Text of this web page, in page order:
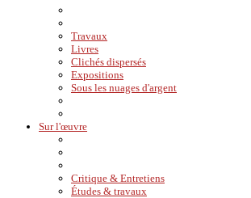
Travaux
Livres
Clichés dispersés
Expositions
Sous les nuages d'argent
Sur l'œuvre
Critique & Entretiens
Études & travaux